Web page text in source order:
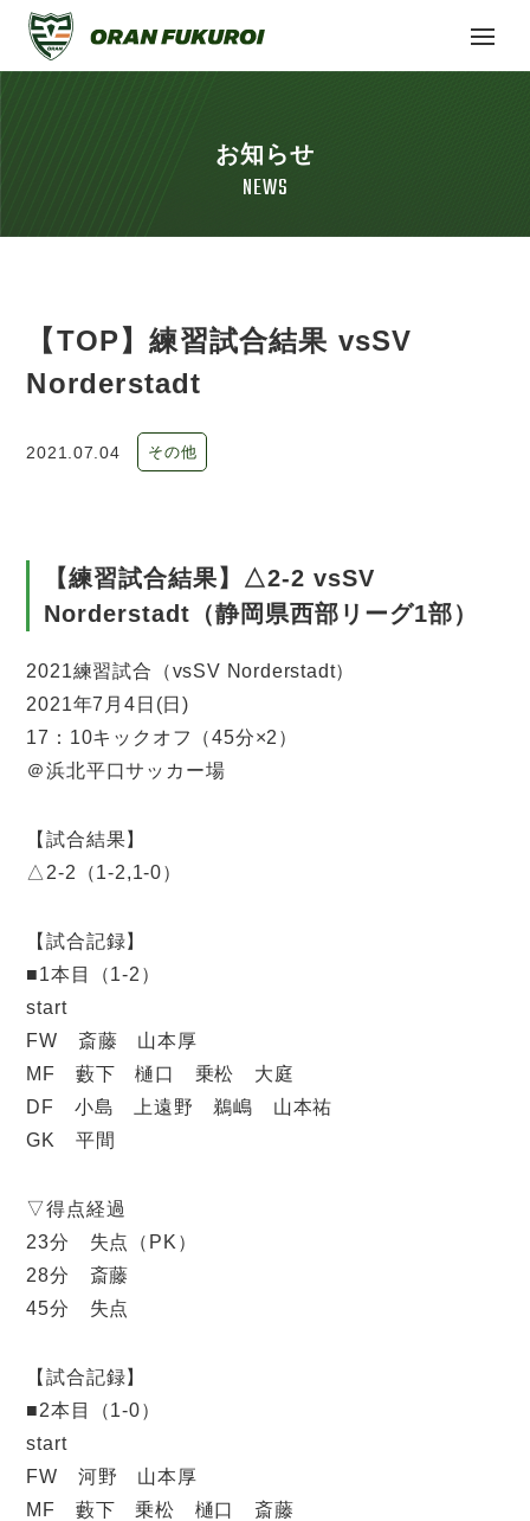
お知らせ
NEWS
【TOP】練習試合結果 vsSV
Norderstadt
2021.07.04 その他
【練習試合結果】△2-2 vsSV
Norderstadt（静岡県西部リーグ1部）
2021練習試合（vsSV Norderstadt）
2021年7月4日(日)
17：10キックオフ（45分×2）
＠浜北平口サッカー場
【試合結果】
△2-2（1-2,1-0）
【試合記録】
■1本目（1-2）
start
FW 斎藤 山本厚
MF 藪下 樋口 乗松 大庭
DF 小島 上遠野 鵜嶋 山本祐
GK 平間
▽得点経過
23分 失点（PK）
28分 斎藤
45分 失点
【試合記録】
■2本目（1-0）
start
FW 河野 山本厚
MF 藪下 乗松 樋口 斎藤